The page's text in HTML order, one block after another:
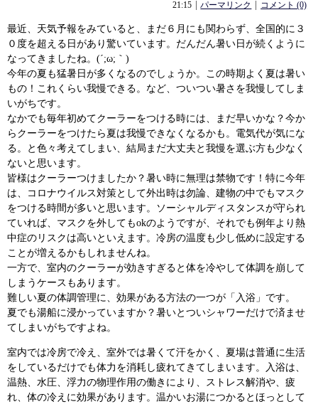
21:15 パーマリンク コメント (0)
最近、天気予報をみていると、まだ６月にも関わらず、全国的に３
０度を超える日があり驚いています。だんだん暑い日が続くように
なってきましたね。(´;ω;｀)
今年の夏も猛暑日が多くなるのでしょうか。この時期よく夏は暑い
もの！これくらい我慢できる。など、ついつい暑さを我慢してしま
いがちです。
なかでも毎年初めてクーラーをつける時には、まだ早いかな？今か
らクーラーをつけたら夏は我慢できなくなるかも。電気代が気にな
る。と色々考えてしまい、結局まだ大丈夫と我慢を選ぶ方も少なく
ないと思います。
皆様はクーラーつけましたか？暑い時に無理は禁物です！特に今年
は、コロナウイルス対策として外出時は勿論、建物の中でもマスク
をつける時間が多いと思います。ソーシャルディスタンスが守られ
ていれば、マスクを外してもokのようですが、それでも例年より熱
中症のリスクは高いといえます。冷房の温度も少し低めに設定する
ことが増えるかもしれませんね。
一方で、室内のクーラーが効きすぎると体を冷やして体調を崩して
しまうケースもあります。
難しい夏の体調管理に、効果がある方法の一つが「入浴」です。
夏でも湯船に浸かっていますか？暑いとついシャワーだけで済ませ
てしまいがちですよね。
室内では冷房で冷え、室外では暑くて汗をかく、夏場は普通に生活
をしているだけでも体力を消耗し疲れてきてしまいます。入浴は、
温熱、水圧、浮力の物理作用の働きにより、ストレス解消や、疲
れ、体の冷えに効果があります。温かいお湯につかるとほっとして